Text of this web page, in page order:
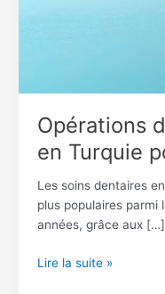
Opérations
en Turquie
Les soins dentaires
plus populaires parmi
années, grâce aux […]
Lire la suite »